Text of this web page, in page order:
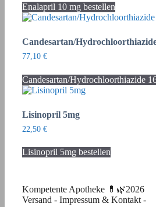
Enalapril 10 mg bestellen
Candesartan/
77,10 €
Candesartan/Hydrochloorthiazide
Lisinopril 5mg
22,50 €
Lisinopril 5mg bestellen
Kompetente Apotheke 💊🌿2026
Versand - Impressum & Kontakt-